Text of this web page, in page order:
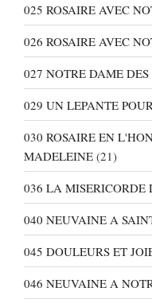
025 ROSAIRE AVEC
026 ROSAIRE AVEC
027 NOTRE DAME
029 UN LEPANTE
030 ROSAIRE EN
MADELEINE (21)
036 LA MISERICORDE
040 NEUVAINE A
045 DOULEURS ET
046 NEUVAINE A